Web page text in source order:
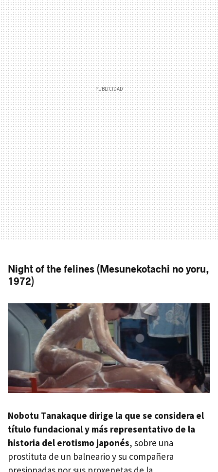
Night of the felines (Mesunekotachi no yoru,
1972)
Nobotu Tanakaque dirige la que se considera el
título fundacional y más representativo de la
historia del erotismo japonés, sobre una
prostituta de un balneario y su compañera